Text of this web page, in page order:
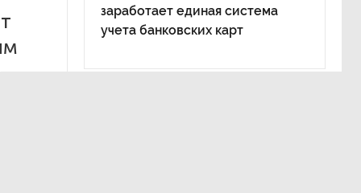
заработает единая система
учета банковских карт